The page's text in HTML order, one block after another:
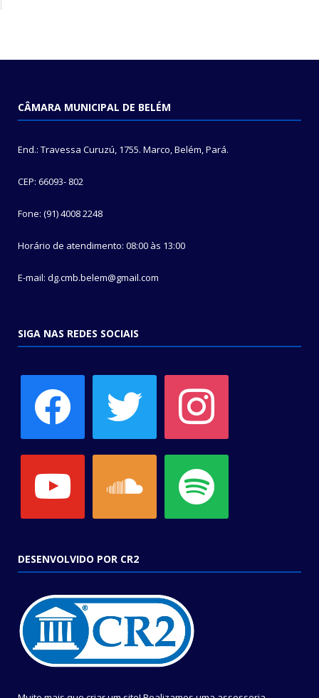
CÂMARA MUNICIPAL DE BELÉM
End.: Travessa Curuzú, 1755. Marco, Belém, Pará.
CEP: 66093- 802
Fone: (91) 4008 2248
Horário de atendimento: 08:00 às 13:00
E-mail: dg.cmb.belem@gmail.com
SIGA NAS REDES SOCIAIS
DESENVOLVIDO POR CR2